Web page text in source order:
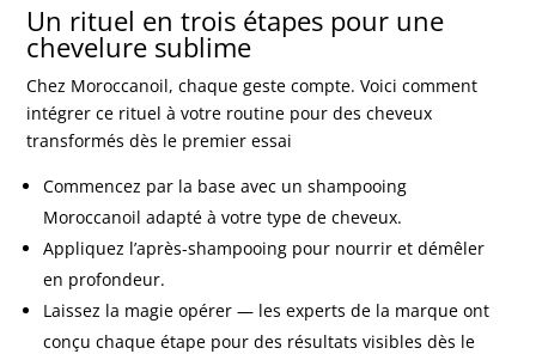
Un rituel en trois étapes pour une
chevelure sublime
Chez Moroccanoil, chaque geste compte. Voici comment
intégrer ce rituel à votre routine pour des cheveux
transformés dès le premier essai
Commencez par la base avec un shampooing
Moroccanoil adapté à votre type de cheveux.
Appliquez l’après-shampooing pour nourrir et démêler
en profondeur.
Laissez la magie opérer — les experts de la marque ont
conçu chaque étape pour des résultats visibles dès le